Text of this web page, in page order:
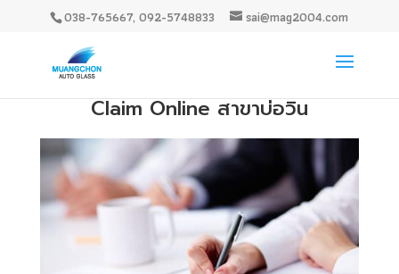
038-765667, 092-5748833 sai@mag2004.com
Claim Online สาขาบ่อวิน